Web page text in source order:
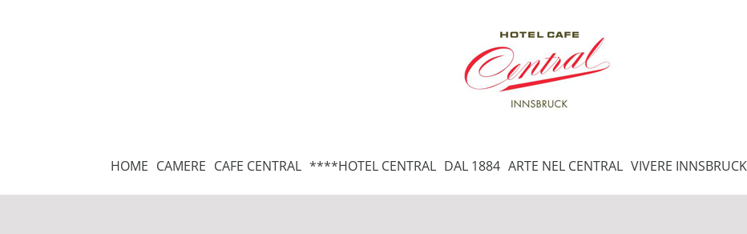
HOME CAMERE CAFE CENTRAL ****HOTEL CENTRAL DAL 1884 ARTE NEL CENTRAL VIVERE INNSBRUCK